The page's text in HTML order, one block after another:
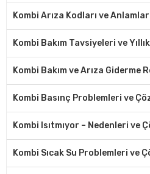
Kombi Arıza Kodları ve
Kombi Bakım Tavsiyeleri ve
Kombi Bakım ve Arıza Giderme
Kombi Basınç Problemleri ve
Kombi Isıtmıyor – Nedenleri ve
Kombi Sıcak Su Problemleri ve